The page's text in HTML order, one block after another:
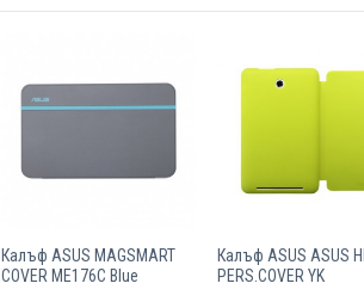
Калъф ASUS MAGSMART
COVER ME176C Blue
Калъф ASUS ASUS
PERS.COVER YK